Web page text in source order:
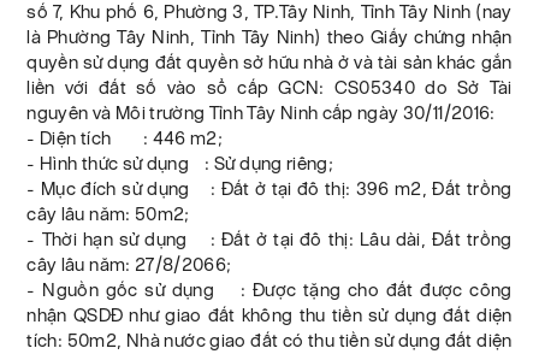
số 7, Khu phố 6, Phường 3, TP.Tây Ninh, Tỉnh Tây Ninh (nay
là Phường Tây Ninh, Tỉnh Tây Ninh) theo Giấy chứng nhận
quyền sử dụng đất quyền sở hữu nhà ở và tài sản khác gắn
liền với đất số vào sổ cấp GCN: CS05340 do Sở Tài
nguyên và Môi trường Tỉnh Tây Ninh cấp ngày 30/11/2016:
- Diện tích : 446 m2;
- Hình thức sử dụng : Sử dụng riêng;
- Mục đích sử dụng : Đất ở tại đô thị: 396 m2, Đất trồng
cây lâu năm: 50m2;
- Thời hạn sử dụng : Đất ở tại đô thị: Lâu dài, Đất trồng
cây lâu năm: 27/8/2066;
- Nguồn gốc sử dụng : Được tặng cho đất được công
nhận QSDĐ như giao đất không thu tiền sử dụng đất diện
tích: 50m2, Nhà nước giao đất có thu tiền sử dụng đất diện